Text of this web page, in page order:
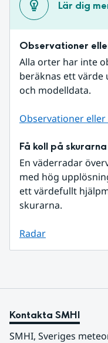
Lär dig
Observationer
Alla orter har inte
beräknas ett
och modelldata.
Observationer
Få koll på skurarna
En väderradar
med hög
ett värdefullt
skurarna.
Radar
Kontakta SMHI
SMHI, Sveriges